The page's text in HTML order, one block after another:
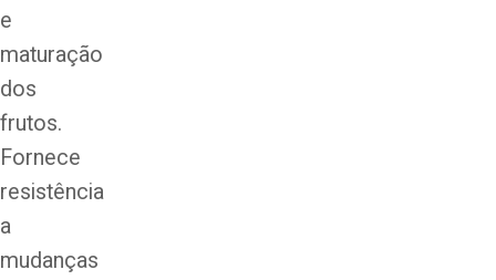
e
maturação
dos
frutos.
Fornece
resistência
a
mudanças